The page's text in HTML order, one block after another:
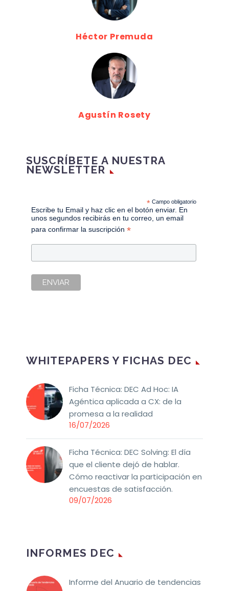
Héctor Premuda
Agustín Rosety
SUSCRÍBETE A NUESTRA
NEWSLETTER
*Campo obligatorio
Escribe tu Email y haz clic en el botón enviar. En
unos segundos recibirás en tu correo, un email
para confirmar la suscripción*
WHITEPAPERS Y FICHAS DEC
Ficha Técnica: DEC Ad Hoc: IA
Agéntica aplicada a CX: de la
promesa a la realidad
16/07/2026
Ficha Técnica: DEC Solving: El día
que el cliente dejó de hablar.
Cómo reactivar la participación en
encuestas de satisfacción.
09/07/2026
INFORMES DEC
Informe del Anuario de tendencias